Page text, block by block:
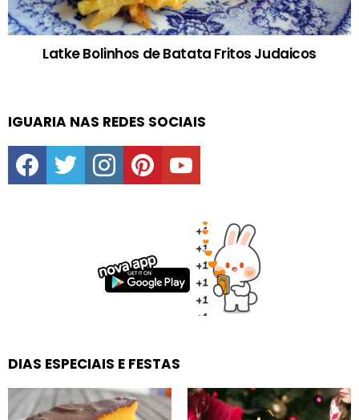
Latke Bolinhos de Batata Fritos Judaicos
IGUARIA NAS REDES SOCIAIS
facebooktwitter instagrampinterestyoutube
DIAS ESPECIAIS E FESTAS